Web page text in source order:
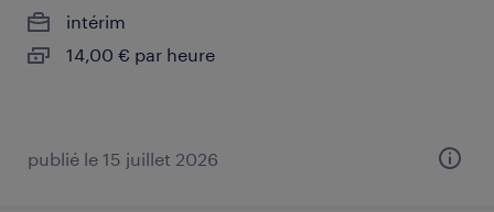
intérim
14,00 € par heure
publié le 15 juillet 2026